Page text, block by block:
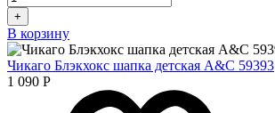
+
В корзину
Чикаго Блэкхокс шапка детская A&C 59393
1 090 Р